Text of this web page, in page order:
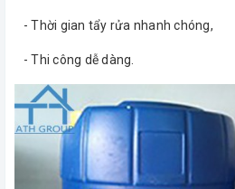
- Thời gian tẩy rửa nhanh chóng,
- Thi công dễ dàng.